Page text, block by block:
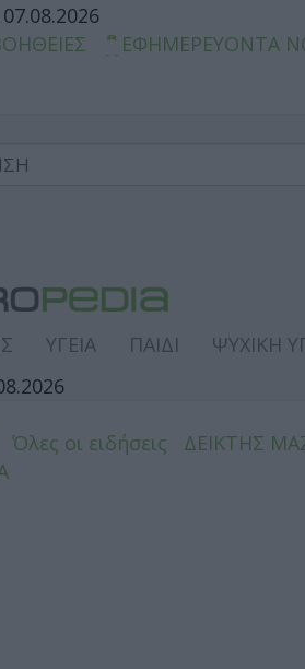
ΕΦΗΜΕΡΕΥΟΝΤΑ
ΥΓΕΙΑ ΠΑΙΔΙ ΨΥΧΙΚΗ
Όλες οι ειδήσεις ΔΕΙΚΤΗΣ